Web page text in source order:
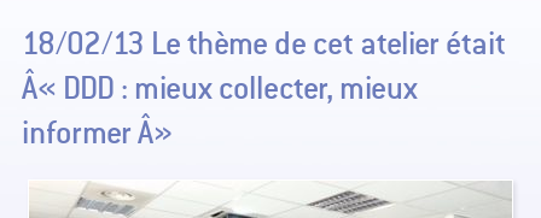
18/02/13 Le thème de cet atelier était
Â« DDD : mieux collecter, mieux
informer Â»